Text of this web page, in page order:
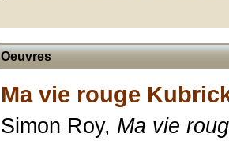
Oeuvres
Ma vie rouge
Simon Roy, Ma vie